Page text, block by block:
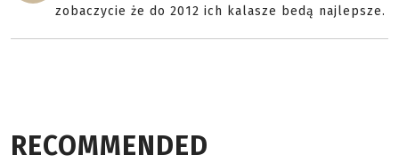
zobaczycie że do 2012 ich kalasze bedą najlepsze.
RECOMMENDED